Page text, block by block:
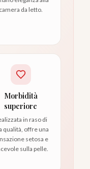
camera da letto.
Morbidità
superiore
in raso di
qualità, offre una
setosa e
sulla pelle.